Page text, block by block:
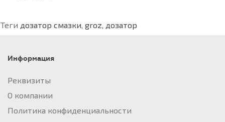
Теги дозатор смазки, groz, дозатор
Информация
Реквизиты
О компании
Политика конфиденциальности